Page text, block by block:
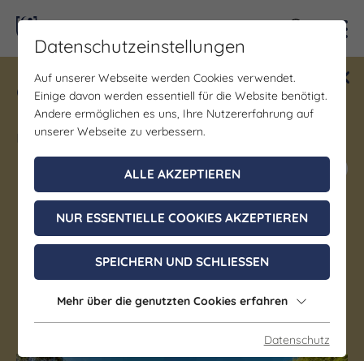
Gewinne ein Blind Date mit Saale-
Unstrut! Teilnahme vom 1.7. - 18.12.
möglich.
Jetzt mitmachen
Kurkonzert
16. August 2026, 15:00 - 16:30 Uhr
Bad Sulza
Datenschutzeinstellungen
Auf unserer Webseite werden Cookies verwendet.
Einige davon werden essentiell für die Website benötigt.
Andere ermöglichen es uns, Ihre Nutzererfahrung auf
unserer Webseite zu verbessern.
ALLE AKZEPTIEREN
NUR ESSENTIELLE COOKIES AKZEPTIEREN
SPEICHERN UND SCHLIESSEN
Mehr über die genutzten Cookies erfahren
Datenschutz